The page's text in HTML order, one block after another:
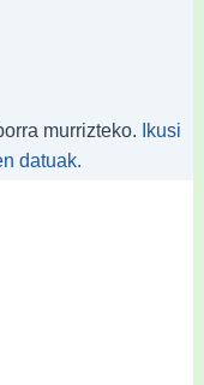
murrizteko.
Ikusi
datuak.